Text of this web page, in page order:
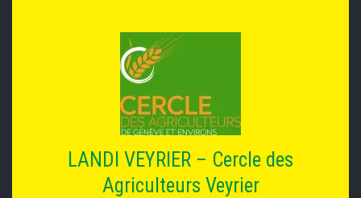
LANDI VEYRIER – Cercle des
Agriculteurs Veyrier